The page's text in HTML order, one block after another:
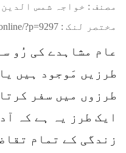
مصنف : خواجہ شمس
مختصر لنک : ?p=9297
عام مشاہدے کی رُو
طرزیں مَوجود ہیں
طرزوں میں سفر
ایک طرز یہ ہے کہ
زندگی کے تمام